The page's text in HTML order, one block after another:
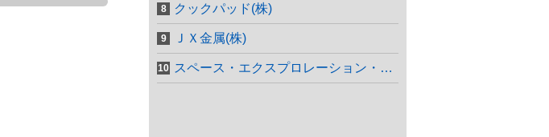
クックパッド(株)
ＪＸ金属(株)
スペース・エクスプロレーション・テクノロジーズ